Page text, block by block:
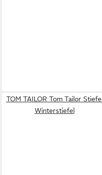
TOM TAILOR Tom Tailor Stiefel
Winterstiefel